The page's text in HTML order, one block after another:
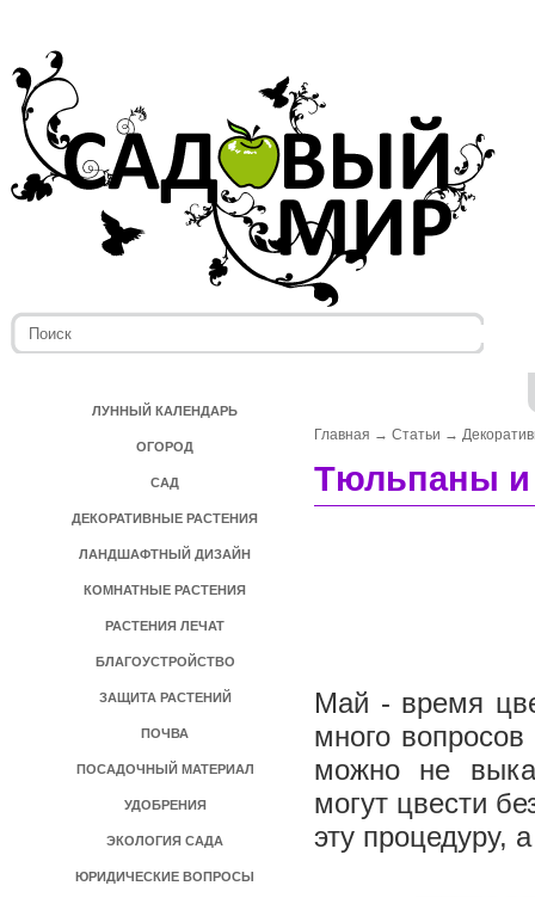
ЛУННЫЙ КАЛЕНДАРЬ
ОГОРОД
САД
ДЕКОРАТИВНЫЕ РАСТЕНИЯ
ЛАНДШАФТНЫЙ ДИЗАЙН
КОМНАТНЫЕ РАСТЕНИЯ
РАСТЕНИЯ ЛЕЧАТ
БЛАГОУСТРОЙСТВО
ЗАЩИТА РАСТЕНИЙ
ПОЧВА
ПОСАДОЧНЫЙ МАТЕРИАЛ
УДОБРЕНИЯ
ЭКОЛОГИЯ САДА
ЮРИДИЧЕСКИЕ ВОПРОСЫ
Главная → Статьи →
Тюльпаны и
Май - время
много
можно не
могут цвести
эту процедуру,